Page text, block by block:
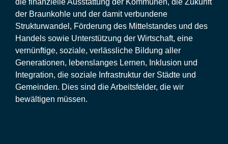
die finanzielle Ausstattung der Kommunen, die Zukunft
der Braunkohle und der damit verbundene
Strukturwandel, Förderung des Mittelstandes und des
Handels sowie Unterstützung der Wirtschaft, eine
vernünftige, soziale, verlässliche Bildung aller
Generationen, lebenslanges Lernen, Inklusion und
Integration, die soziale Infrastruktur der Städte und
Gemeinden. Dies sind die Arbeitsfelder, die wir
bewältigen müssen.